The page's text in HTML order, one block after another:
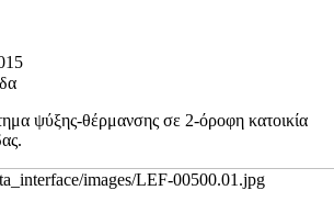
ψύξης-θέρμανσης σε 2-όροφη κατοικία